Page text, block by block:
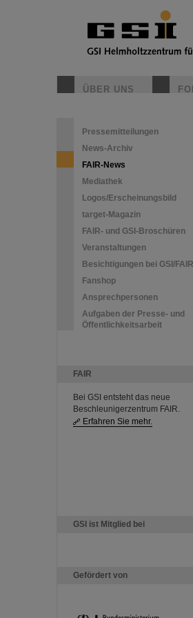
ÜBER UNS
Pressemitteilungen
News-Archiv
FAIR-News
Mediathek
Logos/Erscheinungsbild
target-Magazin
FAIR- und GSI-Broschüren
Veranstaltungen
Besichtigungen bei GSI/FAIR
Fanshop
Ansprechpersonen
Aufgaben der Presse- und
Öffentlichkeitsarbeit
FAIR
Bei GSI entsteht das neue
Beschleunigerzentrum FAIR.
Erfahren Sie mehr.
GSI ist Mitglied bei
Gefördert von